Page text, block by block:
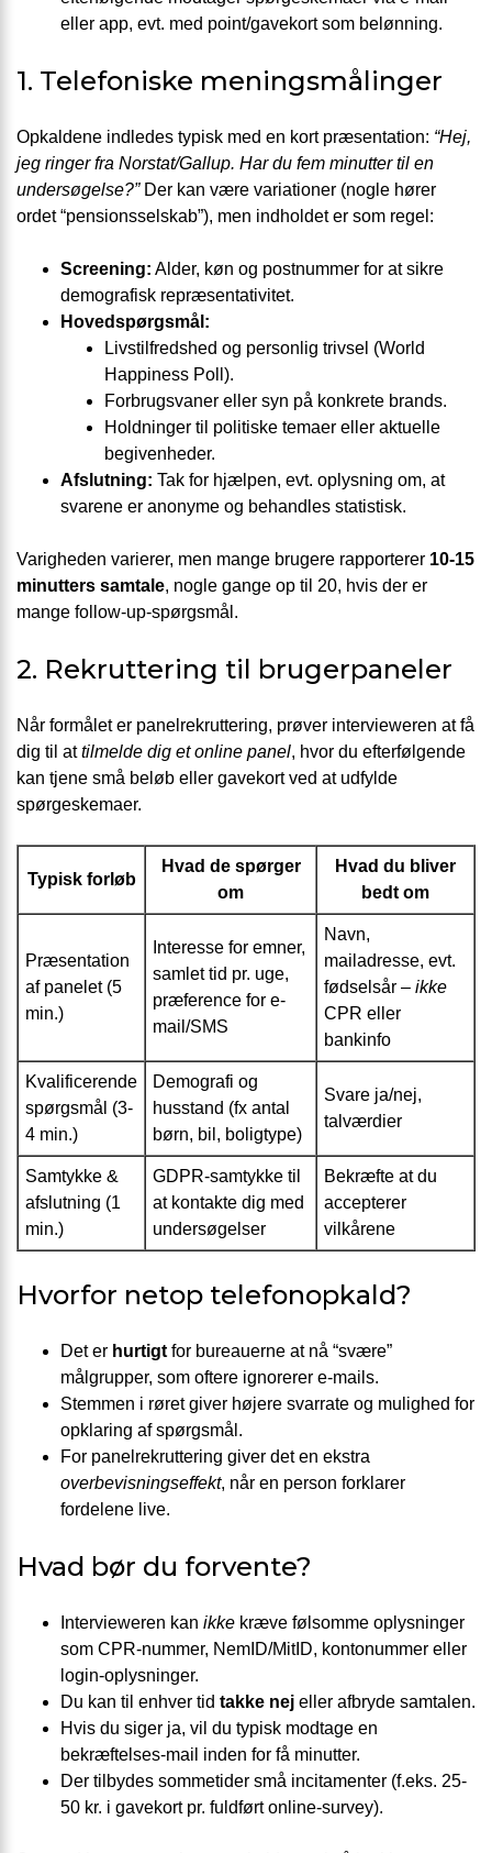
eller app, evt. med point/gavekort som belønning.
1. Telefoniske meningsmålinger
Opkaldene indledes typisk med en kort præsentation: “Hej,
jeg ringer fra Norstat/Gallup. Har du fem minutter til en
undersøgelse?”Der kan være variationer (nogle hører
ordet “pensionsselskab”), men indholdet er som regel:
Screening: Alder, køn og postnummer for at sikre
demografisk repræsentativitet.
Hovedspørgsmål:
Livstilfredshed og personlig trivsel (World
Happiness Poll).
Forbrugsvaner eller syn på konkrete brands.
Holdninger til politiske temaer eller aktuelle
begivenheder.
Afslutning: Tak for hjælpen, evt. oplysning om, at
svarene er anonyme og behandles statistisk.
Varigheden varierer, men mange brugere rapporterer 10-15
minutters samtale, nogle gange op til 20, hvis der er
mange follow-up-spørgsmål.
2. Rekruttering til brugerpaneler
Når formålet er panelrekruttering, prøver intervieweren at få
dig til attilmelde dig et online panel, hvor du efterfølgende
kan tjene små beløb eller gavekort ved at udfylde
spørgeskemaer.
Typisk forløb
Hvad de spørger
om
Hvad du bliver
bedt om
Præsentation
af panelet (5
min.)
Interesse for emner,
samlet tid pr. uge,
præference for e-
mail/SMS
Navn,
mailadresse, evt.
fødselsår – ikke
CPR eller
bankinfo
Kvalificerende
spørgsmål (3-
4 min.)
Demografi og
husstand (fx antal
børn, bil, boligtype)
Svare ja/nej,
talværdier
Samtykke &
afslutning (1
min.)
GDPR-samtykke til
at kontakte dig med
undersøgelser
Bekræfte at du
accepterer
vilkårene
Hvorfor netop telefonopkald?
Det er hurtigt for bureauerne at nå “svære”
målgrupper, som oftere ignorerer e-mails.
Stemmen i røret giver højere svarrate og mulighed for
opklaring af spørgsmål.
For panelrekruttering giver det en ekstra
overbevisningseffekt, når en person forklarer
fordelene live.
Hvad bør du forvente?
Intervieweren kan ikke kræve følsomme oplysninger
som CPR-nummer, NemID/MitID, kontonummer eller
login-oplysninger.
Du kan til enhver tid takke nej eller afbryde samtalen.
Hvis du siger ja, vil du typisk modtage en
bekræftelses-mail inden for få minutter.
Der tilbydes sommetider små incitamenter (f.eks. 25-
50 kr. i gavekort pr. fuldført online-survey).